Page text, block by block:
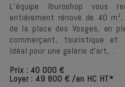
L’équipe Iburoshop vous
entièrement rénové de 40
de la place des Vosges, en
commerçant, touristique et
Idéal pour une galerie d’art,…
Prix : 40 000 €
Loyer : 49 800 € /an HC HT*